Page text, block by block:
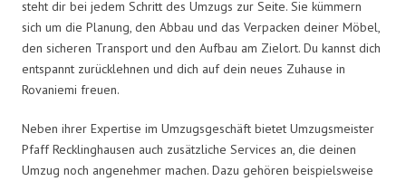
steht dir bei jedem Schritt des Umzugs zur Seite. Sie kümmern
sich um die Planung, den Abbau und das Verpacken deiner Möbel,
den sicheren Transport und den Aufbau am Zielort. Du kannst dich
entspannt zurücklehnen und dich auf dein neues Zuhause in
Rovaniemi freuen.
Neben ihrer Expertise im Umzugsgeschäft bietet Umzugsmeister
Pfaff Recklinghausen auch zusätzliche Services an, die deinen
Umzug noch angenehmer machen. Dazu gehören beispielsweise